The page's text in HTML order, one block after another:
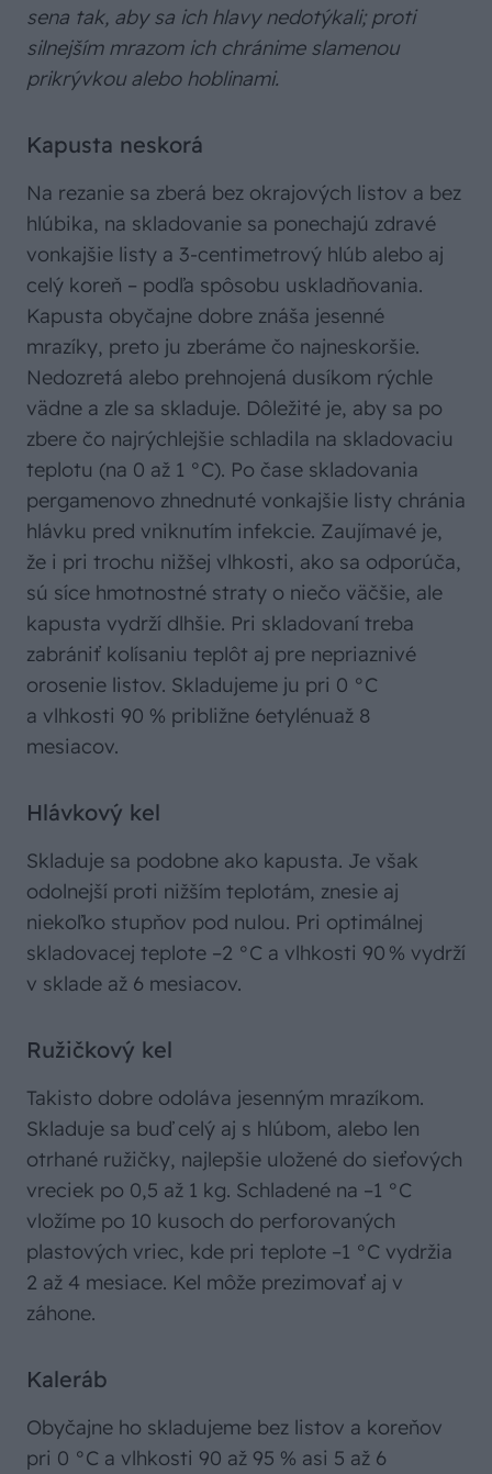
sena tak, aby sa ich hlavy nedotýkali; proti
silnejším mrazom ich chránime slamenou
prikrývkou alebo hoblinami.
Kapusta neskorá
Na rezanie sa zberá bez okrajových listov a bez
hlúbika, na skladovanie sa ponechajú zdravé
vonkajšie listy a 3-centimetrový hlúb alebo aj
celý koreň – podľa spôsobu uskladňovania.
Kapusta obyčajne dobre znáša jesenné
mrazíky, preto ju zberáme čo najneskoršie.
Nedozretá alebo prehnojená dusíkom rýchle
vädne a zle sa skladuje. Dôležité je, aby sa po
zbere čo najrýchlejšie schladila na skladovaciu
teplotu (na 0 až 1 °C). Po čase skladovania
pergamenovo zhnednuté vonkajšie listy chránia
hlávku pred vniknutím infekcie. Zaujímavé je,
že i pri trochu nižšej vlhkosti, ako sa odporúča,
sú síce hmotnostné straty o niečo väčšie, ale
kapusta vydrží dlhšie. Pri skladovaní treba
zabrániť kolísaniu teplôt aj pre nepriaznivé
orosenie listov. Skladujeme ju pri 0 °C
a vlhkosti 90 % približne 6etylénuaž 8
mesiacov.
Hlávkový kel
Skladuje sa podobne ako kapusta. Je však
odolnejší proti nižším teplotám, znesie aj
niekoľko stupňov pod nulou. Pri optimálnej
skladovacej teplote –2 °C a vlhkosti 90 % vydrží
v sklade až 6 mesiacov.
Ružičkový kel
Takisto dobre odoláva jesenným mrazíkom.
Skladuje sa buď celý aj s hlúbom, alebo len
otrhané ružičky, najlepšie uložené do sieťových
vreciek po 0,5 až 1 kg. Schladené na –1 °C
vložíme po 10 kusoch do perforovaných
plastových vriec, kde pri teplote –1 °C vydržia
2 až 4 mesiace. Kel môže prezimovať aj v
záhone.
Kaleráb
Obyčajne ho skladujeme bez listov a koreňov
pri 0 °C a vlhkosti 90 až 95 % asi 5 až 6